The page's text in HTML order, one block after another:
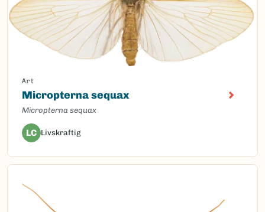
Art
Micropterna sequax
Micropterna sequax
LC Livskraftig